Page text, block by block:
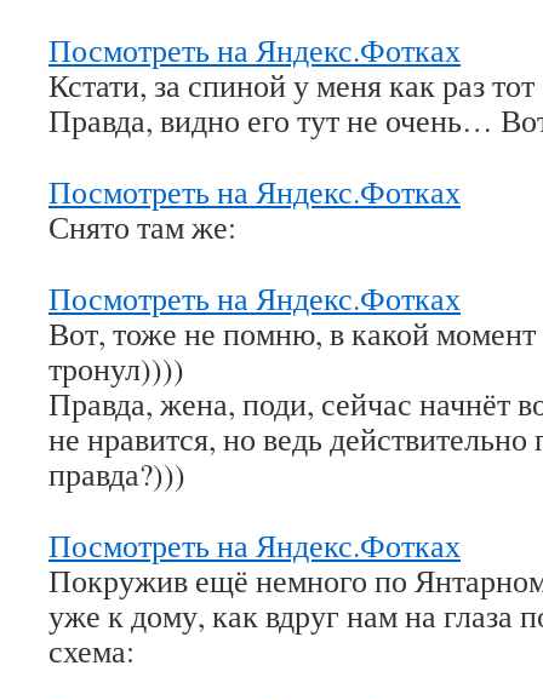
Посмотреть на Яндекс.Фотках
Кстати, за спиной у меня как раз
Правда, видно его тут не очень…
Посмотреть на Яндекс.Фотках
Снято там же:
Посмотреть на Яндекс.Фотках
Вот, тоже не помню, в какой
тронул))))
Правда, жена, поди, сейчас начнёт
не нравится, но ведь
правда?)))
Посмотреть на Яндекс.Фотках
Покружив ещё немного по
уже к дому, как вдруг нам на глаза
схема: